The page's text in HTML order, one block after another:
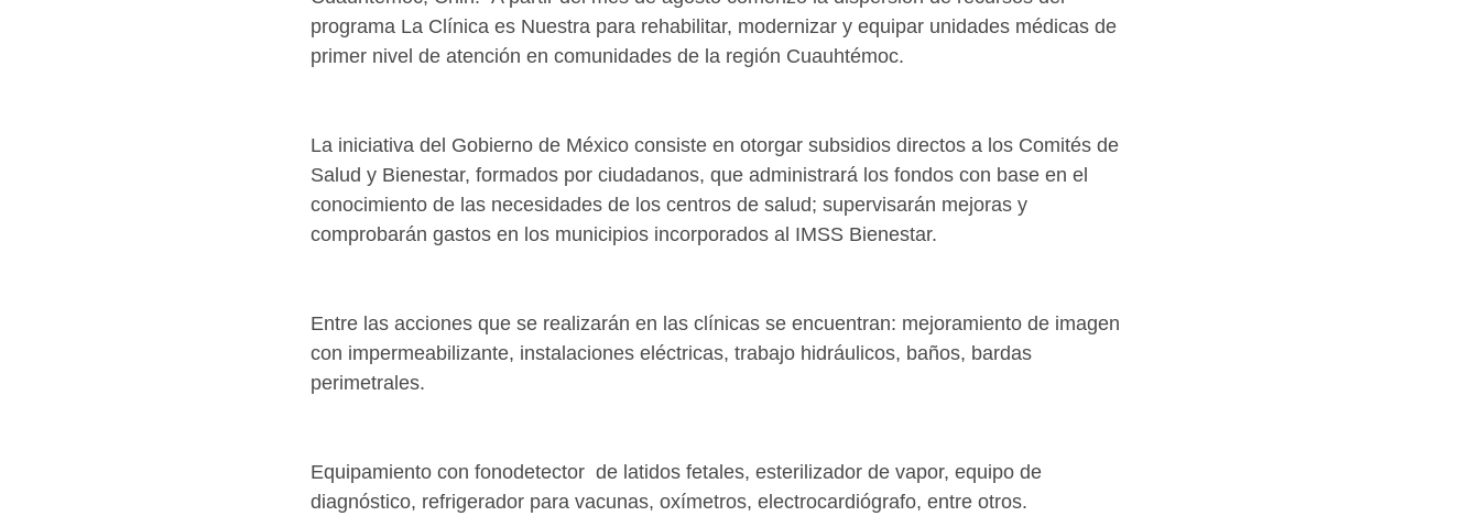
programa La Clínica es Nuestra para rehabilitar, modernizar y equipar unidades médicas de
primer nivel de atención en comunidades de la región Cuauhtémoc.
La iniciativa del Gobierno de México consiste en otorgar subsidios directos a los Comités de
Salud y Bienestar, formados por ciudadanos, que administrará los fondos con base en el
conocimiento de las necesidades de los centros de salud; supervisarán mejoras y
comprobarán gastos en los municipios incorporados al IMSS Bienestar.
Entre las acciones que se realizarán en las clínicas se encuentran: mejoramiento de imagen
con impermeabilizante, instalaciones eléctricas, trabajo hidráulicos, baños, bardas
perimetrales.
Equipamiento con fonodetector  de latidos fetales, esterilizador de vapor, equipo de
diagnóstico, refrigerador para vacunas, oxímetros, electrocardiógrafo, entre otros.